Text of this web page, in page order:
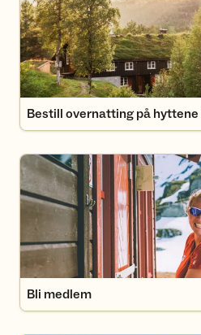
Bestill overnatting på hyttene
Bli medlem
Bli medlem